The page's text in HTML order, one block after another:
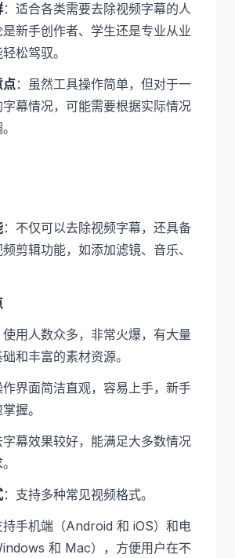
：适合各类需要去除视频字幕的人
新手创作者、学生还是专业从业
松驾驭。
点：虽然工具操作简单，但对于一
幕情况，可能需要根据实际情况
：不仅可以去除视频字幕，还具备
剪辑功能，如添加滤镜、音乐、
使用人数众多，非常火爆，有大量
和丰富的素材资源。
作界面简洁直观，容易上手，新手
握。
字幕效果较好，能满足大多数情况
：支持多种常见视频格式。
持手机端（Android 和 iOS）和电
和 Mac），方便用户在不